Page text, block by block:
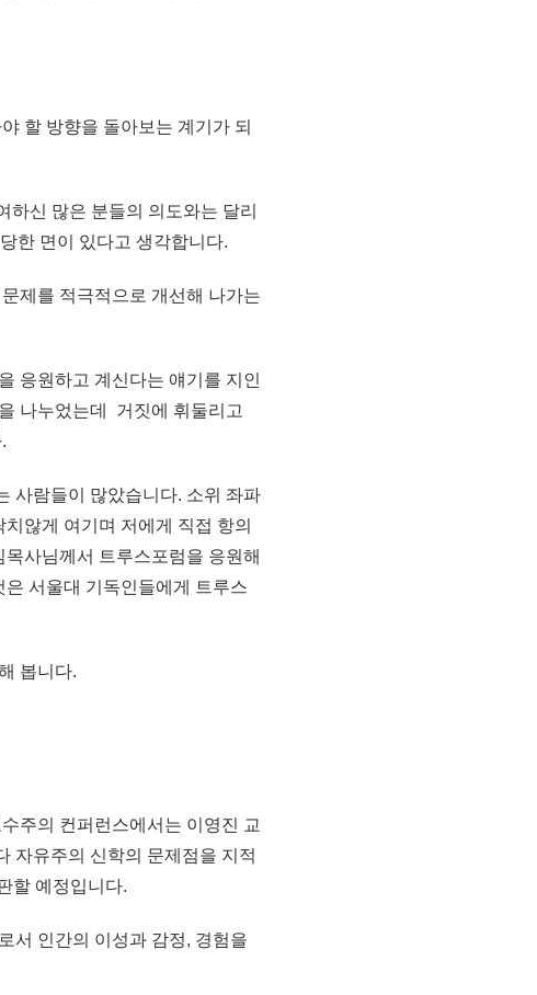
할 방향을 돌아보는 계기가 되
신 많은 분들의 의도와는 달리
한 면이 있다고 생각합니다.
제를 적극적으로 개선해 나가는
응원하고 계신다는 얘기를 지인
나누었는데 거짓에 휘둘리고
사람들이 많았습니다. 소위 좌파
않게 여기며 저에게 직접 항의
사님께서 트루스포럼을 응원해
서울대 기독인들에게 트루스
봅니다.
주의 컨퍼런스에서는 이영진 교
자유주의 신학의 문제점을 지적
할 예정입니다.
서 인간의 이성과 감정, 경험을